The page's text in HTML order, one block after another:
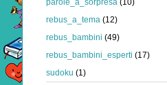
parole_a_sorpresa (10)
rebus_a_tema (12)
rebus_bambini (49)
rebus_bambini_esperti (17)
sudoku (1)